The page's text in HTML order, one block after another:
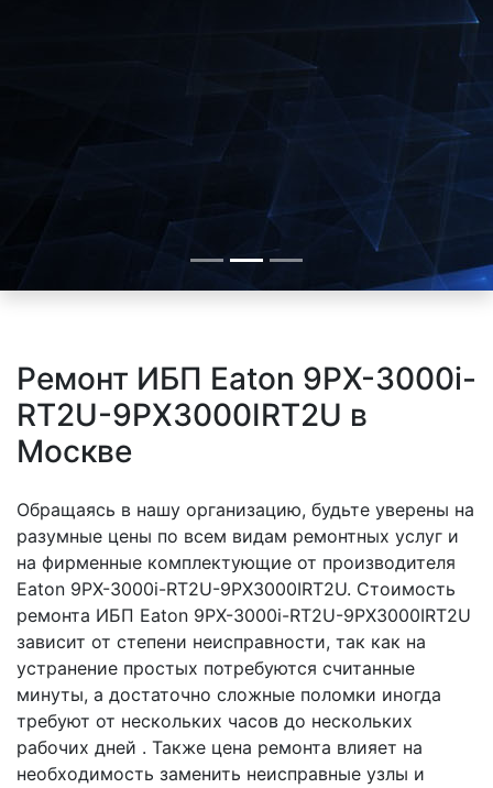
Ремонт ИБП Eaton 9PX-3000i-
RT2U-9PX3000IRT2U в
Москве
Обращаясь в нашу организацию, будьте уверены на
разумные цены по всем видам ремонтных услуг и
на фирменные комплектующие от производителя
Eaton 9PX-3000i-RT2U-9PX3000IRT2U. Стоимость
ремонта ИБП Eaton 9PX-3000i-RT2U-9PX3000IRT2U
зависит от степени неисправности, так как на
устранение простых потребуются считанные
минуты, а достаточно сложные поломки иногда
требуют от нескольких часов до нескольких
рабочих дней . Также цена ремонта влияет на
необходимость заменить неисправные узлы и